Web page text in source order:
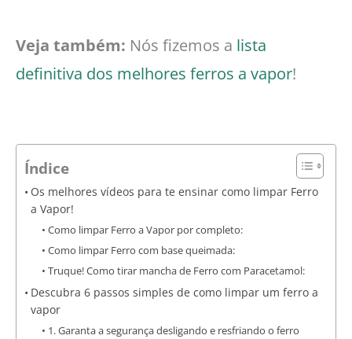
Veja também: Nós fizemos a lista
definitiva dos melhores ferros a vapor!
Índice
Os melhores vídeos para te ensinar como limpar Ferro
a Vapor!
Como limpar Ferro a Vapor por completo:
Como limpar Ferro com base queimada:
Truque! Como tirar mancha de Ferro com Paracetamol:
Descubra 6 passos simples de como limpar um ferro a
vapor
1. Garanta a segurança desligando e resfriando o ferro